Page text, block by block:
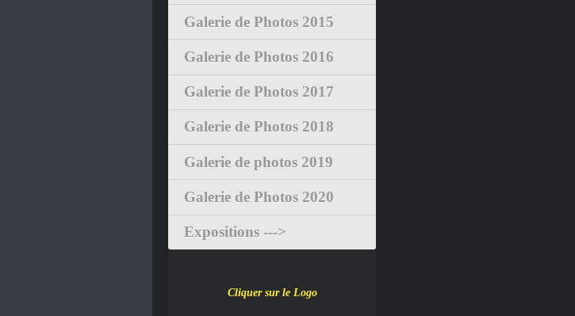
Galerie de Photos 2015
Galerie de Photos 2016
Galerie de Photos 2017
Galerie de Photos 2018
Galerie de photos 2019
Galerie de Photos 2020
Expositions --->
Cliquer sur le Logo